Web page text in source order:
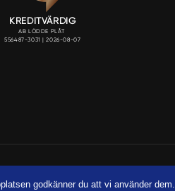
godkänner du att vi använder dem.